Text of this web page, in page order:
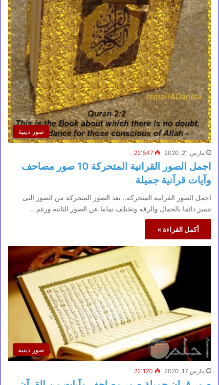
صور دينية
مارس 21, 2020 22٬547
اجمل الصور القرانية المتحركة 10 صور مصاحف
وآيات قرآنية جميلة
اجمل الصور القرانية المتحركة.. تعد الصور المتحركة من الصور التى
تتميز دائما بالجمال والرقه وتختلف تماما عن الصور الثابته ورغم…
أكمل القراءة »
صور دينية
مارس 17, 2020 22٬120